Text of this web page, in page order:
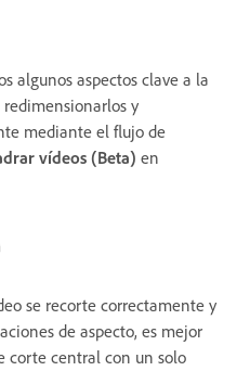
algunos aspectos clave a la
y
mediante el flujo de
vídeos (Beta) en
se recorte correctamente y
de aspecto, es mejor
corte central con un solo